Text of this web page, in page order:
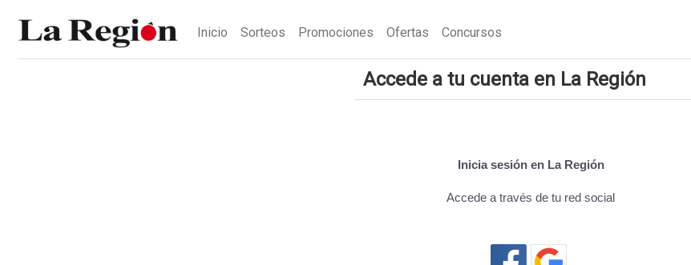
Inicio Sorteos Promociones Ofertas Concursos
Accede a tu cuenta en La Región
Inicia sesión en La Región
Accede a través de tu red social
Cerrar sesión